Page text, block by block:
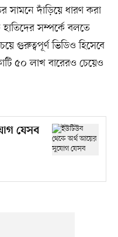
সামনে দাঁড়িয়ে ধারণ করা
সম্পর্কে বলতে
গুরুত্বপূর্ণ ভিডিও হিসেবে
৫০ লাখ বারেরও চেয়েও
যেসব